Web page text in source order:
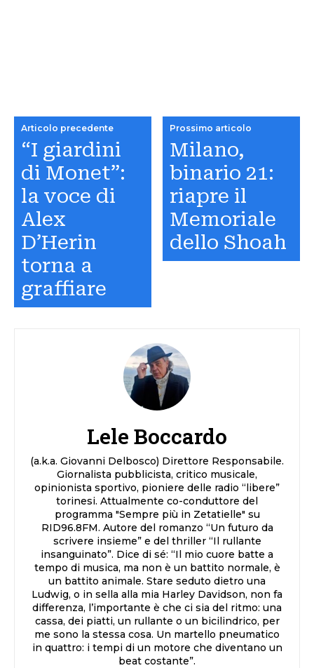
Articolo precedente
“I giardini
di Monet”:
la voce di
Alex
D’Herin
torna a
graffiare
Prossimo articolo
Milano,
binario 21:
riapre il
Memoriale
dello Shoah
Lele Boccardo
(a.k.a. Giovanni Delbosco) Direttore Responsabile.
Giornalista pubblicista, critico musicale,
opinionista sportivo, pioniere delle radio “libere”
torinesi. Attualmente co-conduttore del
programma "Sempre più in Zetatielle" su
RID96.8FM. Autore del romanzo “Un futuro da
scrivere insieme” e del thriller “Il rullante
insanguinato”. Dice di sé: “Il mio cuore batte a
tempo di musica, ma non è un battito normale, è
un battito animale. Stare seduto dietro una
Ludwig, o in sella alla mia Harley Davidson, non fa
differenza, l’importante è che ci sia del ritmo: una
cassa, dei piatti, un rullante o un bicilindrico, per
me sono la stessa cosa. Un martello pneumatico
in quattro: i tempi di un motore che diventano un
beat costante”.